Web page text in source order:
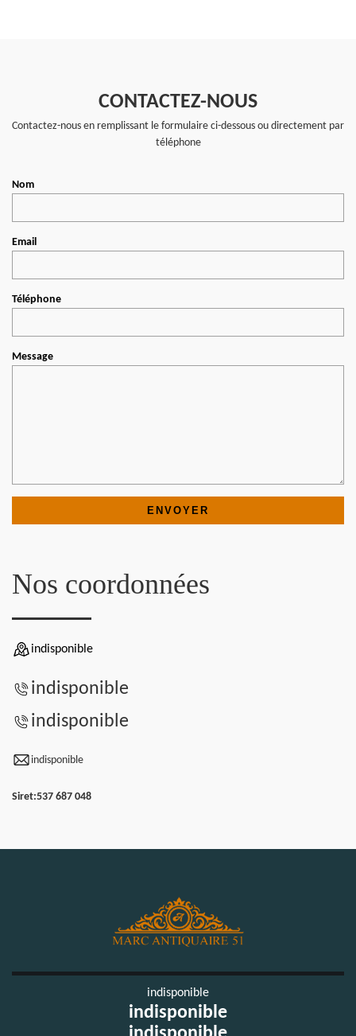
CONTACTEZ-NOUS
Contactez-nous en remplissant le formulaire ci-dessous ou directement par
téléphone
Nom
Email
Téléphone
Message
Nos coordonnées
indisponible
indisponible
indisponible
indisponible
Siret:537 687 048
indisponible
indisponible